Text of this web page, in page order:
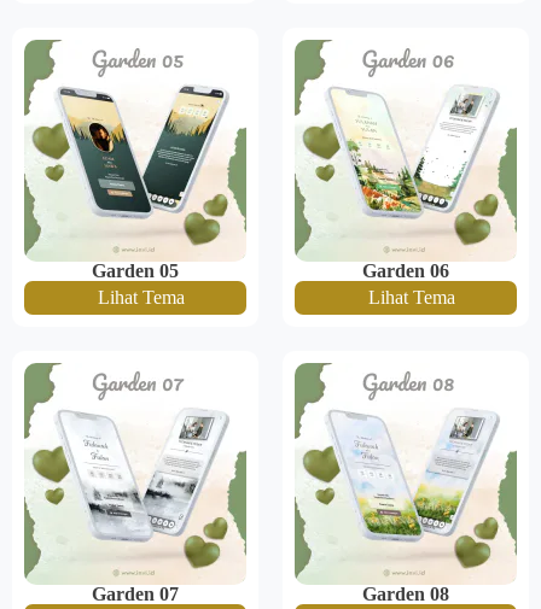
Garden 05
Lihat Tema
Garden 06
Lihat Tema
Garden 07
Garden 08